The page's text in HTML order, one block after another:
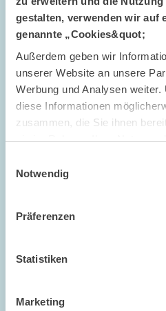
gestalten, verwenden wir auf
genannte „Cookies&quot;
Außerdem geben wir
unserer Website an unsere
Werbung und Analysen
diese Informationen
zusammen, die Sie ihnen
sie im Rahmen Ihrer Nutzung
Notwendig
Präferenzen
Statistiken
Marketing
AUSZEICHNUNGEN //
ZEW-Ökonomin erhält
Stiftung 2025 //
herausragende Studie
MARKTDESIGN
Bild
Ansicht